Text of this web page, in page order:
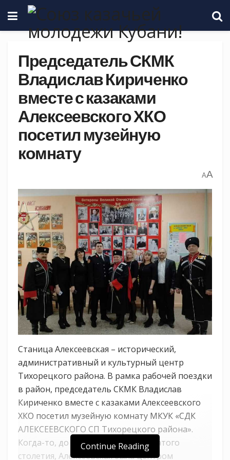
Председатель СКМК
Владислав Кириченко
вместе с казаками
Алексеевского ХКО
посетил музейную
комнату
AA
Станица Алексеевская – исторический,
административный и культурный центр
Тихорецкого района. В рамка рабочей поездки
в район, председатель СКМК Владислав
Кириченко вместе с казаками Алексеевского
ХКО посетил музейную комнату МКУК «СДК
АЛЕКСЕЕВСКОГО СП Тихорецкого района».
Когда-то, до середины девятнадцатого
столетия, Алексеевская была центром
Continue Reading